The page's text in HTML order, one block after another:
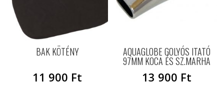
BAK KÖTÉNY
11 900 Ft
AQUAGLOBE GOLYÓS ITATÓ
97MM KOCA ÉS SZ.MARHA
13 900 Ft